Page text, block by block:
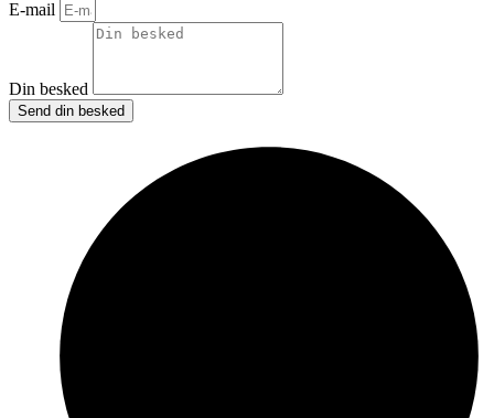
E-mail
Din besked
Send din besked